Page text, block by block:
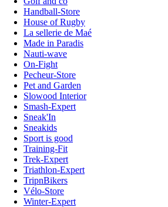
Handball-Store
House of Rugby
La sellerie de Maé
Made in Paradis
Nauti-wave
On-Fight
Pecheur-Store
Pet and Garden
Slowood Interior
Smash-Expert
Sneak'In
Sneakids
Sport is good
Training-Fit
Trek-Expert
Triathlon-Expert
TripnBikers
Vélo-Store
Winter-Expert